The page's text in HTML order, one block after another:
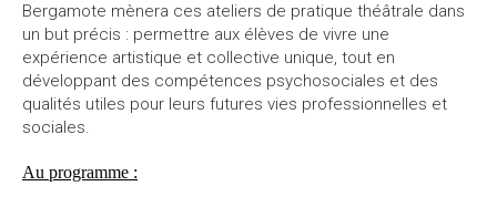
Bergamote mènera ces ateliers de pratique théâtrale dans
un but précis : permettre aux élèves de vivre une
expérience artistique et collective unique, tout en
développant des compétences psychosociales et des
qualités utiles pour leurs futures vies professionnelles et
sociales.
Au programme :